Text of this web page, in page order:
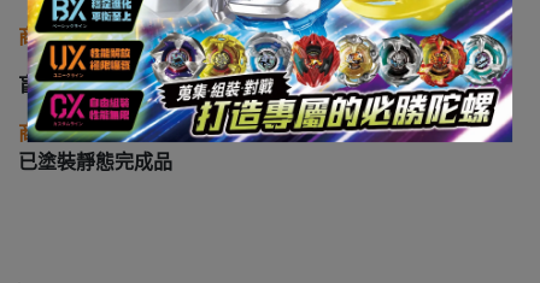
商品名稱
盲盒 JINART 水果軟糖 刺蝟 第三代
商品類型
已塗裝靜態完成品